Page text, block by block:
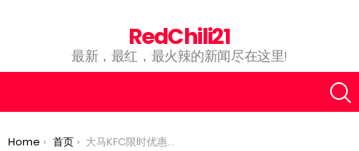
RedChili21
最新，最红，最火辣的新闻尽在这里!
You are here:
Home 首页
大马KFC限时优惠又回来啦！9块炸鸡只需RM19.90！